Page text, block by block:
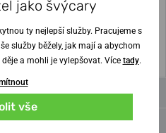
vzory velikostí
Měřítko: Výchozí)
jako švýcary
ty nejlepší služby. Pracujeme s
služby běžely, jak mají a abychom
a mohli je vylepšovat. Více tady.
vše